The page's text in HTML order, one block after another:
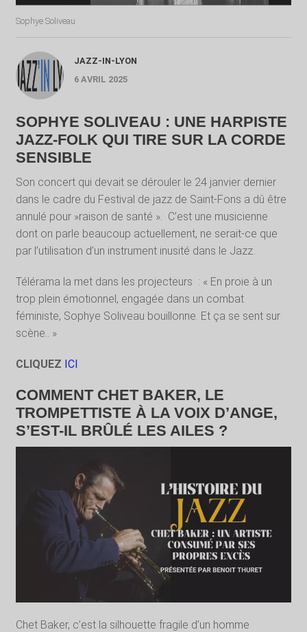
Sophye Soliveau
JAZZ-IN-LYON
6 AVRIL 2025
SOPHYE SOLIVEAU : UNE HARPISTE
JAZZ-FOLK QUI TIRE SUR LA CORDE
SENSIBLE
Son concert qui devait se dérouler le 24 janvier dernier
dans le cadre du Festival de jazz de Saint-Fons a dû être
annulé pour »raison de santé ». C’est une musicienne
dont on parle beaucoup actuellement, ne serait-ce que
par l’utilisation d’un instrument inusité dans le Jazz.
Télérama la met dans les projecteurs : « En proie à un
trop plein émotionnel, engagée dans un combat
féministe, Sophye Soliveau bouillonne. Et ça se sent sur
scène.. »
CLIQUEZ ICI
COMMENT CHET BAKER, LE
TROMPETTISTE À LA VOIX D’ANGE,
S’EST-IL BRÛLÉ LES AILES ?
Chet Baker, c’est la silhouette fragile d’un homme